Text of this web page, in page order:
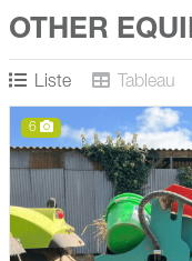
OTHER
Liste Tableau
6